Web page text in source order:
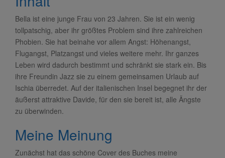
Bella ist eine junge Frau von 23 Jahren. Sie ist ein wenig
tollpatschig, aber ihr größtes Problem sind ihre zahlreichen
Phobien. Sie hat beinahe vor allem Angst: Höhenangst,
Flugangst, Platzangst und vieles weitere mehr. Ihr ganzes
Leben wird dadurch bestimmt und schränkt sie stark ein. Bis
ihre Freundin Jazz sie zu einem gemeinsamen Urlaub auf
Ischia überredet. Auf der italienischen Insel begegnet ihr der
äußerst attraktive Davide, für den sie bereit ist, alle Ängste
zu überwinden.
Meine Meinung
Zunächst hat das schöne Cover des Buches meine